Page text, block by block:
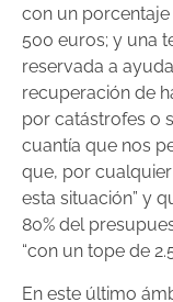
con un porcentaje
500 euros; y una
reservada a
recuperación de
por catástrofes o
cuantía que nos
que, por
esta situación” y
80% del
“con un tope de
En este último